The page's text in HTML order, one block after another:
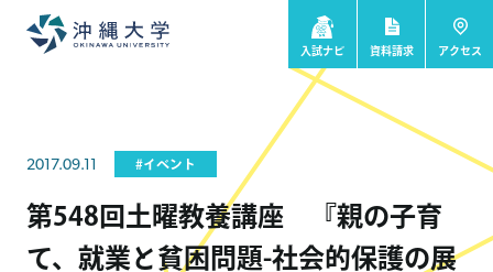
入試ナビ 資料請求 アクセス
2017.09.11 #イベント
第548回土曜教養講座 『親の子育
て、就業と貧困問題-社会的保護の展